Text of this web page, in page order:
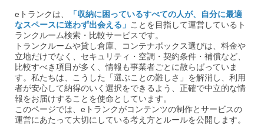
eトランクは、
「収納に困っているすべての人が、自分に最適
なスペースに迷わず出会える」 ことを目指して運営しているト
ランクルーム検索・比較サービスです。
トランクルームや貸し倉庫、コンテナボックス選びは、料金や
立地だけでなく、セキュリティ・空調・契約条件・補償など、
比較すべき項目が多く、情報も事業者ごとに散らばっていま
す。私たちは、こうした「選ぶことの難しさ」を解消し、利用
者が安心して納得のいく選択をできるよう、正確で中立的な情
報をお届けすることを使命としています。
このページでは、eトランクがコンテンツの制作とサービスの
運営にあたって大切にしている考え方とルールを公開します。